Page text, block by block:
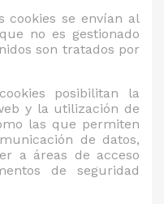
cookies se envían al
no es gestionado
son tratados por
posibilitan la
y la utilización de
las que permiten
de datos,
a áreas de acceso
de seguridad